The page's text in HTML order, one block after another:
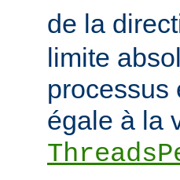
de la
limite
processus
égale à la